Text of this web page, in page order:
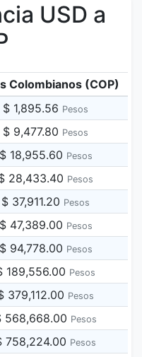
USD a
Colombianos (COP)
$ 1,895.56 Pesos
$ 9,477.80 Pesos
$ 18,955.60 Pesos
28,433.40 Pesos
$ 37,911.20 Pesos
$ 47,389.00 Pesos
$ 94,778.00 Pesos
189,556.00 Pesos
379,112.00 Pesos
568,668.00 Pesos
758,224.00 Pesos